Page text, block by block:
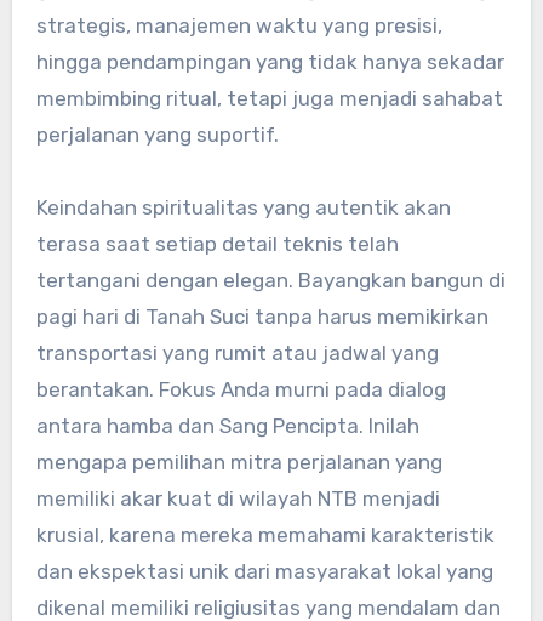
strategis, manajemen waktu yang presisi,
hingga pendampingan yang tidak hanya sekadar
membimbing ritual, tetapi juga menjadi sahabat
perjalanan yang suportif.
Keindahan spiritualitas yang autentik akan
terasa saat setiap detail teknis telah
tertangani dengan elegan. Bayangkan bangun di
pagi hari di Tanah Suci tanpa harus memikirkan
transportasi yang rumit atau jadwal yang
berantakan. Fokus Anda murni pada dialog
antara hamba dan Sang Pencipta. Inilah
mengapa pemilihan mitra perjalanan yang
memiliki akar kuat di wilayah NTB menjadi
krusial, karena mereka memahami karakteristik
dan ekspektasi unik dari masyarakat lokal yang
dikenal memiliki religiusitas yang mendalam dan